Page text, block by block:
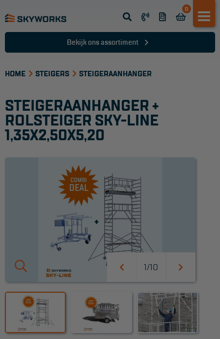
0
Opsteek ladder
Schuifladder
Telescopische ladder
Ladder accessoires
Ladder onderdelen
Werktrappen
Trailertrap
Trap accessoires
Trap onderdelen
Schraag
Bekijk ons assortiment
HOME STEIGERS STEIGERAANHANGER
STEIGERAANHANGER +
ROLSTEIGER SKY-LINE
1,35X2,50X5,20
1/10